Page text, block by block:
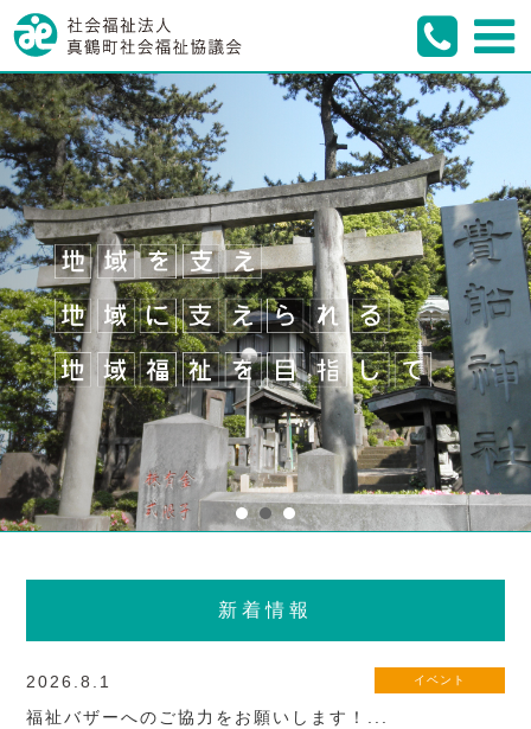
新着情報
2026.8.1 イベント
福祉バザーへのご協力をお願いします！...